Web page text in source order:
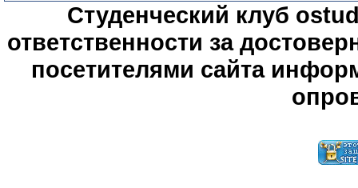
Студенческий клуб
ответственности за
посетителями сайта